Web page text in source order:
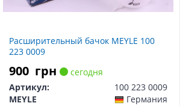
Расширительный бачок MEYLE 100
223 0009
900 грн
сегодня
Артикул:
100 223 0009
MEYLE
Германия